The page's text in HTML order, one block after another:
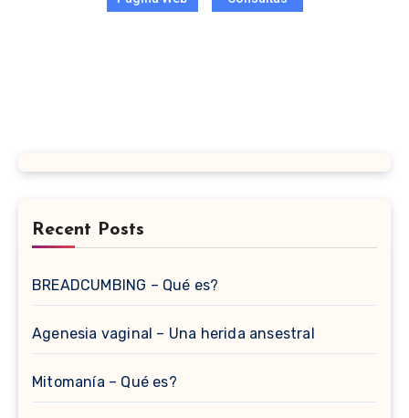
Recent Posts
BREADCUMBING – Qué es?
Agenesia vaginal – Una herida ansestral
Mitomanía – Qué es?